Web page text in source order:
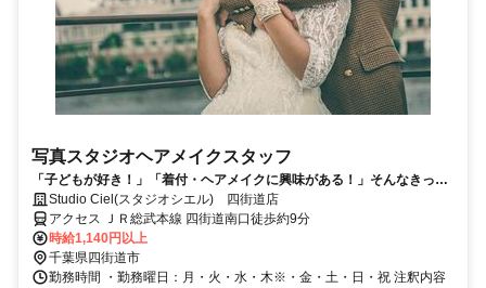
写真スタジオヘアメイクスタッフ
「子どもが好き！」「着付・ヘアメイクに興味がある！」そんなきっか
けでもOK♪スタジオに来店されたお客様のヘアセット・メイクアップな
ど、美容のお仕事です♪
Studio Ciel(スタジオシエル) 四街道店
アクセス ＪＲ総武本線 四街道南口徒歩約9分
時給1,140円以上
千葉県四街道市
勤務時間 ・勤務曜日：月・火・水・木※・金・土・日・祝 注釈内容